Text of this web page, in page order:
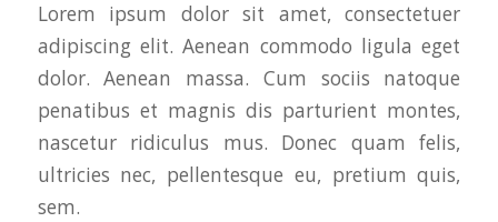
Lorem ipsum dolor sit amet, consectetuer
adipiscing elit. Aenean commodo ligula eget
dolor. Aenean massa. Cum sociis natoque
penatibus et magnis dis parturient montes,
nascetur ridiculus mus. Donec quam felis,
ultricies nec, pellentesque eu, pretium quis,
sem.